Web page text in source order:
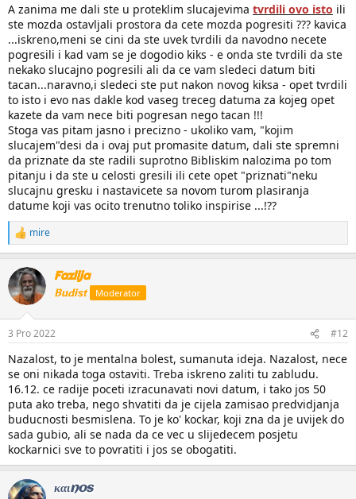
A zanima me dali ste u proteklim slucajevima tvrdili ovo isto ili
ste mozda ostavljali prostora da cete mozda pogresiti ??? kavica
...iskreno,meni se cini da ste uvek tvrdili da navodno necete
pogresili i kad vam se je dogodio kiks - e onda ste tvrdili da ste
nekako slucajno pogresili ali da ce vam sledeci datum biti
tacan...naravno,i sledeci ste put nakon novog kiksa - opet tvrdili
to isto i evo nas dakle kod vaseg treceg datuma za kojeg opet
kazete da vam nece biti pogresan nego tacan !!!
Stoga vas pitam jasno i precizno - ukoliko vam, "kojim
slucajem"desi da i ovaj put promasite datum, dali ste spremni
da priznate da ste radili suprotno Bibliskim nalozima po tom
pitanju i da ste u celosti gresili ili cete opet "priznati"neku
slucajnu gresku i nastavicete sa novom turom plasiranja
datume koji vas ocito trenutno toliko inspirise ...!??
R
e
k
c
i
mire
Fazlija
Budist Moderator
3 Pro 2022 #12
Nazalost, to je mentalna bolest, sumanuta ideja. Nazalost, nece
se oni nikada toga ostaviti. Treba iskreno zaliti tu zabludu.
16.12. ce radije poceti izracunavati novi datum, i tako jos 50
puta ako treba, nego shvatiti da je cijela zamisao predvidjanja
buducnosti besmislena. To je ko' kockar, koji zna da je uvijek do
sada gubio, ali se nada da ce vec u slijedecem posjetu
kockarnici sve to povratiti i jos se obogatiti.
καιnos